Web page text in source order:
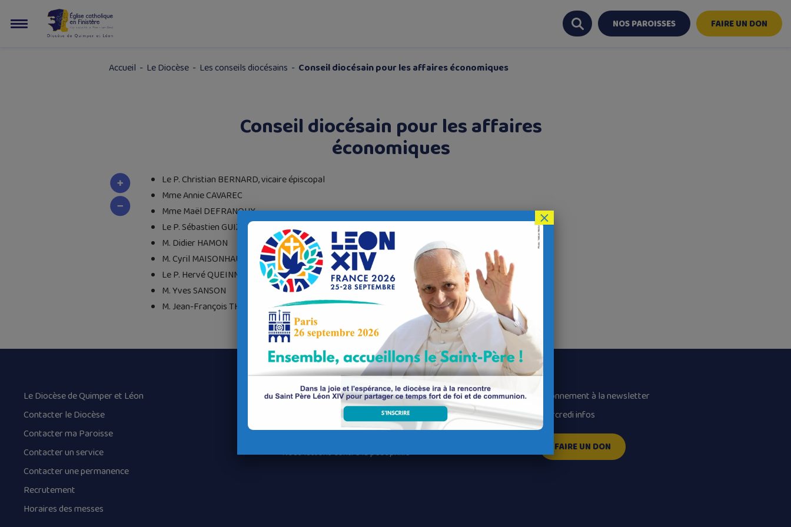
NOS PAROISSES FAIRE UN DON
Accueil - Le Diocèse- Les conseils diocésains - Conseil diocésain pour les affaires économiques
Conseil diocésain pour les affaires
économiques
Le P. Christian BERNARD, vicaire épiscopal
Mme Annie CAVAREC
Mme Maël DEFRANOUX
Le P. Sébastien GUIZIOU, vicaire général
M. Didier HAMON
M. Cyril MAISONHAUTE
Le P. Hervé QUEINNEC, vicaire épiscopal
M. Yves SANSON
M. Jean-François THÉRY
Le Diocèse de Quimper et Léon
Contacter le Diocèse
Contacter ma Paroisse
Contacter un service
Contacter une permanence
Recrutement
Horaires des messes
Nos paroisses
Les services diocésains
Les mouvements diocésains
Nous luttons contre la pédophilie
Abonnement à la newsletter
Mercredi infos
FAIRE UN DON
×